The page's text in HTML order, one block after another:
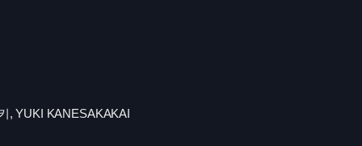
, YUKI KANESAKAKAI